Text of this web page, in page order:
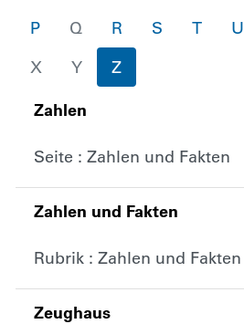
P
Q R S T U
X
Y
Z
Zahlen
Seite : Zahlen und Fakten
Zahlen und Fakten
Rubrik : Zahlen und Fakten
Zeughaus